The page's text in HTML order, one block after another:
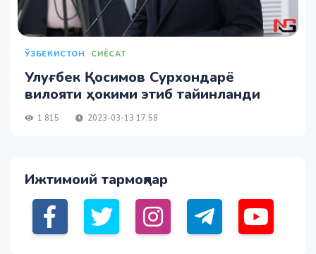
ЎЗБЕКИСТОН СИЁСАТ
Улуғбек Қосимов Сурхондарё
вилояти ҳокими этиб тайинланди
1 815 2023-03-13 17:58
Ижтимоий тармоқлар